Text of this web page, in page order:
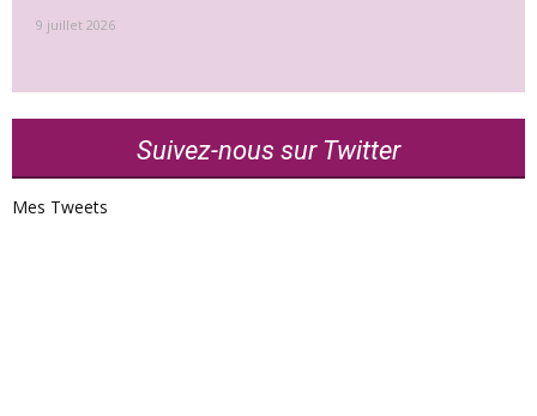
9 juillet 2026
Suivez-nous sur Twitter
Mes Tweets